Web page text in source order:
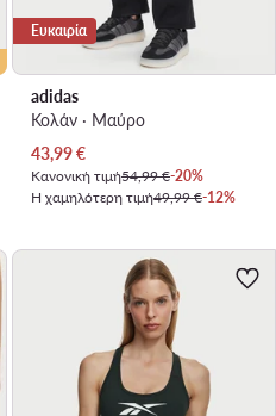
Ευκαιρία
adidas
Κολάν · Μαύρο
Τρέχουσα τιμή
43,99€
Κανονική τιμή54,99 €-20%
Η χαμηλότερη τιμή49,99 €-12%